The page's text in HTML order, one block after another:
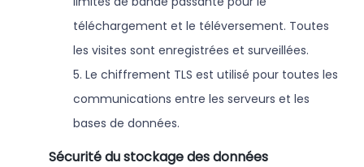
téléchargement et le téléversement. Toutes
les visites sont enregistrées et surveillées.
5. Le chiffrement TLS est utilisé pour toutes les
communications entre les serveurs et les
bases de données.
Sécurité du stockage des données